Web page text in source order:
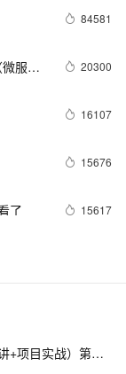
84581
服务
20300
16107
15676
了 15617
治理
13724
全面讲解Spring Cloud Alibaba技术栈（知识精讲+项目实战）第二阶段